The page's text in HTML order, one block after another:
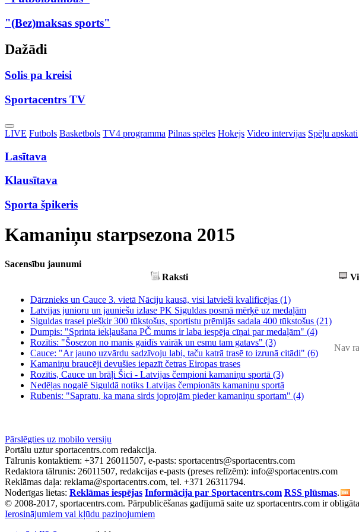
"(Bez)maksas sports"
Dažādi
Solis pa kreisi
Sportacentrs TV
Toggle
Dropdown
LIVE Futbols Basketbols TV4 programma Pilnas spēles Hokejs Video intervijas Spēļu apskati
Lasītava
Klausītava
Sporta špikeris
Kamaniņu starpsezona 2015
Sacensību jaunumi
Raksti
Dārznieks un Cauce 3. vietā Nāciju kausā, visi latvieši kvalificējas (1)
Latvijas junioru un jauniešu izlase PK Siguldas posmā mērķē uz medaļām
Siguldas trasei piešķir 300 tūkstošus, sportistu prēmijās sadala 400 tūkstošus (21)
Dumpis: "Sprinta iekļaušana PČ mums ir laba iespēja cīņai par medaļām" (4)
Rozītis: "Šosezon no manis gaidīs vairāk un esmu tam gatavs" (3)
Cauce: "Ar jauno uzvārdu sadzīvoju labi, taču katrā trasē to izrunā citādi" (6)
Kamaniņu braucēji devušies iepazīt četras Eiropas trases
Rozītis, Cauce un brāļi Šici - Latvijas čempioni kamaniņu sportā (3)
Nedēļas nogalē Siguldā notiks Latvijas čempionāts kamaniņu sportā
Rubenis: "Sapratu, ka mana sirds joprojām pieder kamaniņu sportam" (4)
Nav
Pārslēgties uz mobilo versiju
Portālu uztur sportacentrs.com redakcija.
Tālrunis kontaktiem: +371 26011507, e-pasts: sportacentrs@sportacentrs.com
Redaktora tālrunis: 26011507, redakcijas e-pasts (preses relīzēm): info@sportacentrs.com
Reklāmas daļa: reklama@sportacentrs.com, tel. +371 26311794.
Noderīgas lietas: Reklāmas iespējas Informācija par Sportacentrs.com RSS plūsmas.
© 2008-2017, sportacentrs.com. Pārpublicēšanas gadījumā saite uz sportacentrs.com ir
Ierosinājumiem vai kļūdu paziņojumiem